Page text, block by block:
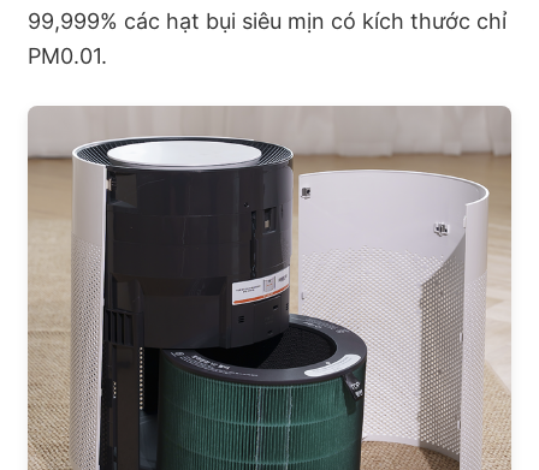
99,999% các hạt bụi siêu mịn có kích thước chỉ
PM0.01.